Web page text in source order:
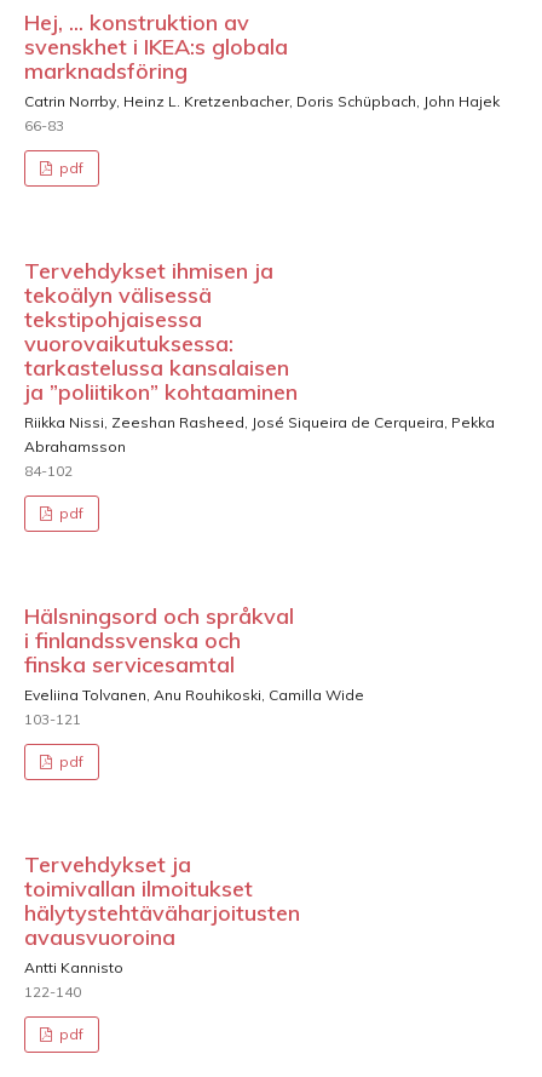
Hej, ... konstruktion av
svenskhet i IKEA:s globala
marknadsföring
Catrin Norrby, Heinz L. Kretzenbacher, Doris Schüpbach, John Hajek
66-83
pdf
Tervehdykset ihmisen ja
tekoälyn välisessä
tekstipohjaisessa
vuorovaikutuksessa:
tarkastelussa kansalaisen
ja ”poliitikon” kohtaaminen
Riikka Nissi, Zeeshan Rasheed, José Siqueira de Cerqueira, Pekka
Abrahamsson
84-102
pdf
Hälsningsord och språkval
i finlandssvenska och
finska servicesamtal
Eveliina Tolvanen, Anu Rouhikoski, Camilla Wide
103-121
pdf
Tervehdykset ja
toimivallan ilmoitukset
hälytystehtäväharjoitusten
avausvuoroina
Antti Kannisto
122-140
pdf